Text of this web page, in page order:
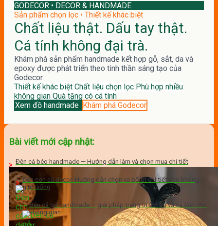
GODECOR • DECOR & HANDMADE
Sản phẩm chọn lọc • Thiết kế khác biệt
Chất liệu thật. Dấu tay thật.
Cá tính không đại trà.
Khám phá sản phẩm handmade kết hợp gỗ, sắt, da và
epoxy được phát triển theo tinh thần sáng tạo của
Godecor.
Thiết kế khác biệt Chất liệu chọn lọc Phù hợp nhiều
không gian Quà tặng có cá tính
Xem đồ handmade Khám phá Godecor
Bài viết mới cập nhật:
Đèn cá béo handmade — Hướng dẫn làm và chọn mua chi tiết
Đèn con cá decor: Hướng dẫn chọn và bố trí chi tiết cho không
gian sống
Đèn cá gỗ handmade — giải pháp trang trí ấm áp và cá tính cho
không gian